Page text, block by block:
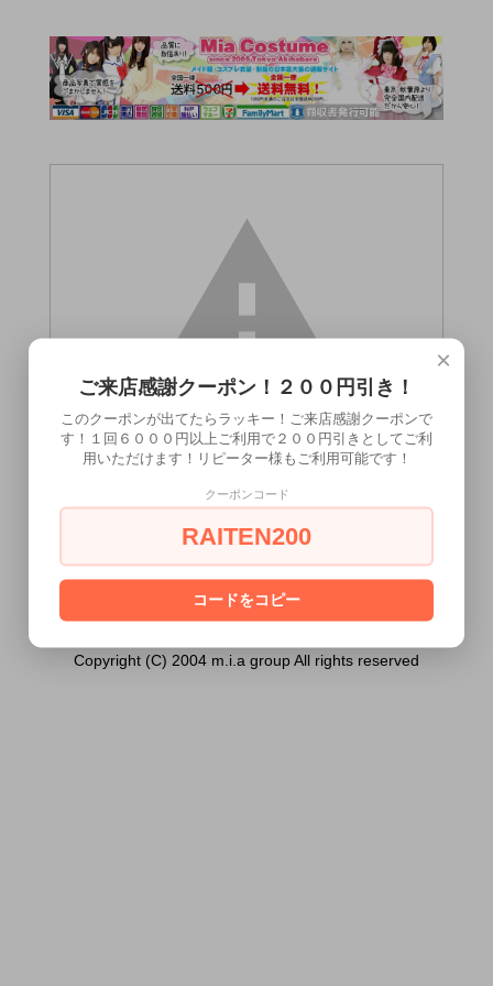
18歳未満の方には販売できません。
あなたは18歳以上ですか？
[ はい ] [ いいえ ]
Copyright (C) 2004 m.i.a group All rights reserved
×
ご来店感謝クーポン！２００円引き！
このクーポンが出てたらラッキー！ご来店感謝クーポンで
す！１回６０００円以上ご利用で２００円引きとしてご利
用いただけます！リピーター様もご利用可能です！
クーポンコード
RAITEN200
コードをコピー